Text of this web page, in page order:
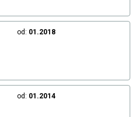
od: 01.2018
od: 01.2014